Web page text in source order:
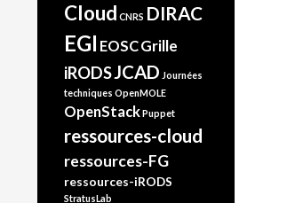
Cloud CNRS DIRAC
EGI EOSCGrille
iRODSJCAD Journées
techniques OpenMOLE
OpenStackPuppet
ressources-cloud
ressources-FG
ressources-iRODS
StratusLab